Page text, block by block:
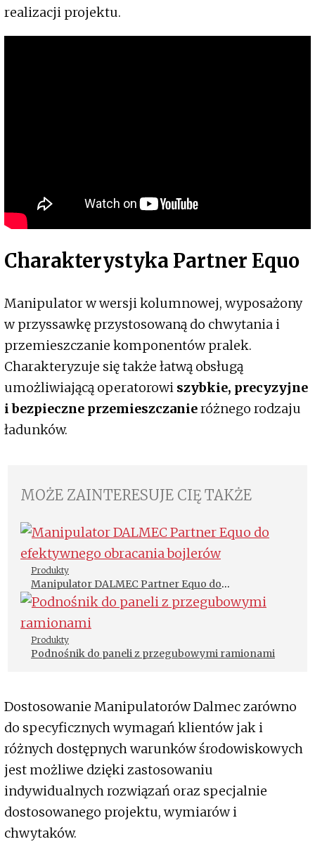
realizacji projektu.
Charakterystyka Partner Equo
Manipulator w wersji kolumnowej, wyposażony
w przyssawkę przystosowaną do chwytania i
przemieszczanie komponentów pralek.
Charakteryzuje się także łatwą obsługą
umożliwiającą operatorowi szybkie, precyzyjne
i bezpieczne przemieszczanieróżnego rodzaju
ładunków.
MOŻE ZAINTERESUJE CIĘ TAKŻE
Produkty
Manipulator DALMEC Partner Equo do
efektywnego obracania bojlerów
Produkty
Podnośnik do paneli z przegubowymi ramionami
Dostosowanie Manipulatorów Dalmec zarówno
do specyficznych wymagań klientów jak i
różnych dostępnych warunków środowiskowych
jest możliwe dzięki zastosowaniu
indywidualnych rozwiązań oraz specjalnie
dostosowanego projektu, wymiarów i
chwytaków.